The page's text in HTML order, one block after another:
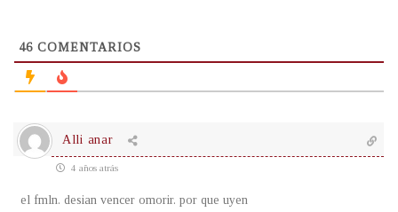
46 COMENTARIOS
Alli anar
4 años atrás
el fmln. desian vencer omorir. por que uyen